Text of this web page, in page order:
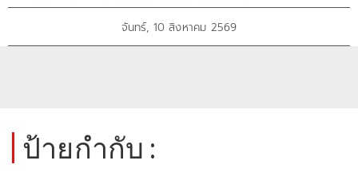
จันทร์, 10 สิงหาคม 2569
ป้ายกำกับ :